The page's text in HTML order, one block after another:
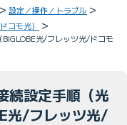
設定／操作／トラブル
コモ光）
光/フレッツ光/ドコモ
続設定手順（光
光/フレッツ光/